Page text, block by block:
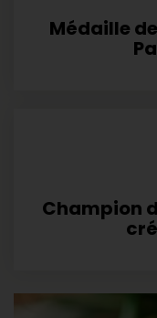
Médaille
Champion